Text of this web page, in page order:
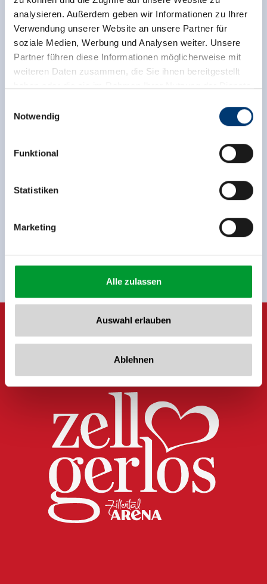
analysieren. Außerdem geben wir Informationen zu Ihrer
Verwendung unserer Website an unsere Partner für
soziale Medien, Werbung und Analysen weiter. Unsere
Partner führen diese Informationen möglicherweise mit
weiteren Daten zusammen, die Sie ihnen bereitgestellt
Rohr 23// A-6280 Zell am Ziller
www.zillertalarena.com
Notwendig
Funktional
Statistiken
Marketing
Alle zulassen
Auswahl erlauben
Ablehnen
Anmelden